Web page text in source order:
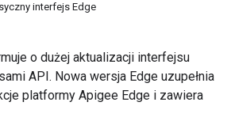
interfejs Edge
o dużej aktualizacji interfejsu
API. Nowa wersja Edge uzupełnia
platformy Apigee Edge i zawiera